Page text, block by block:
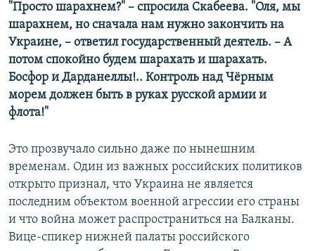
"Просто шарахнем?" – спросила Скабеева. "Оля, мы
шарахнем, но сначала нам нужно закончить на
Украине, – ответил государственный деятель. – А
потом спокойно будем шарахать и шарахать.
Босфор и Дарданеллы!.. Контроль над Чёрным
морем должен быть в руках русской армии и
флота!"
Это прозвучало сильно даже по нынешним
временам. Один из важных российских политиков
открыто признал, что Украина не является
последним объектом военной агрессии его страны
и что война может распространиться на Балканы.
Вице-спикер нижней палаты российского